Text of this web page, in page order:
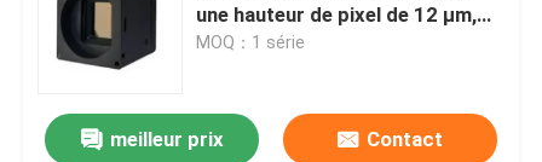
une hauteur de pixel de 12 μm,
une résolution de 640 × 512 et
MOQ：1 série
meilleur prix Contact